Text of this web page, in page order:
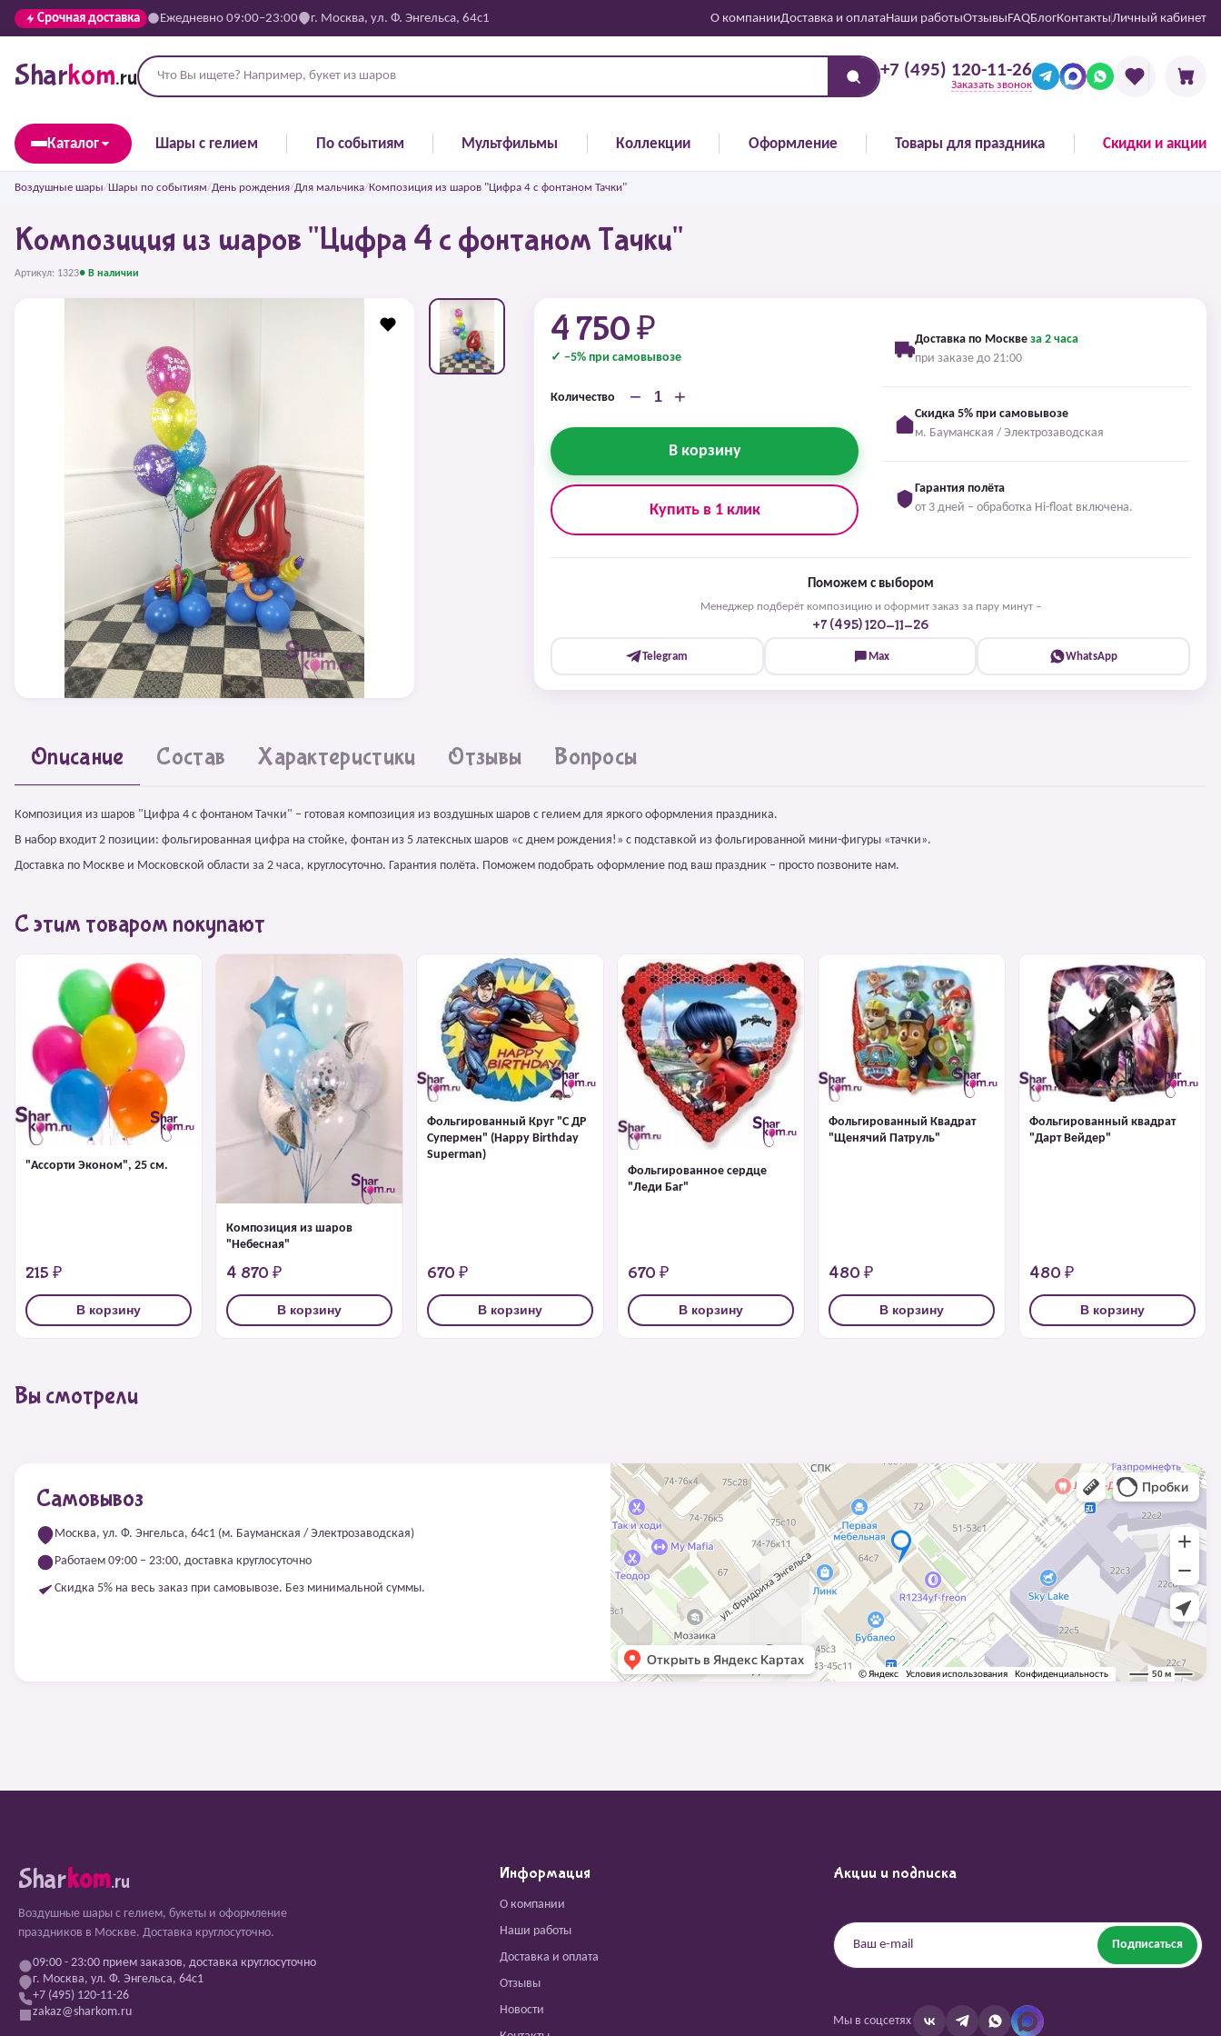
Срочная доставка Ежедневно 09:00–23:00 г. Москва, ул. Ф. Энгельса, 64с1 О компанииДоставка и оплатаНаши работыОтзывыFAQБлогКонтактыЛичный кабинет
Sharkom.ru +7 (495) 120-11-26
Заказать звонок
Каталог Шары с гелием По событиям Мультфильмы Коллекции Оформление Товары для праздника Скидки и акции
Воздушные шары/Шары по событиям/День рождения/Для мальчика/Композиция из шаров "Цифра 4 с фонтаном Тачки"
Композиция из шаров "Цифра 4 с фонтаном Тачки"
Артикул: 1323● В наличии
4 750 ₽
✓ −5% при самовывозе
Количество − +
В корзину
Купить в 1 клик
Доставка по Москве за 2 часа
при заказе до 21:00
Скидка 5% при самовывозе
м. Бауманская / Электрозаводская
Гарантия полёта
от 3 дней – обработка Hi-float включена.
Поможем с выбором
Менеджер подберёт композицию и оформит заказ за пару минут –
+7 (495) 120-11-26
Telegram Max WhatsApp
Описание Состав Характеристики Отзывы Вопросы
Композиция из шаров "Цифра 4 с фонтаном Тачки" – готовая композиция из воздушных шаров с гелием для яркого оформления праздника.
В набор входит 2 позиции: фольгированная цифра на стойке, фонтан из 5 латексных шаров «с днем рождения!» с подставкой из фольгированной мини-фигуры «тачки».
Доставка по Москве и Московской области за 2 часа, круглосуточно. Гарантия полёта. Поможем подобрать оформление под ваш праздник – просто позвоните нам.
С этим товаром покупают
"Ассорти Эконом", 25 см.
215 ₽
В корзину
Композиция из шаров
"Небесная"
4 870 ₽
В корзину
Фольгированный Круг "С ДР
Супермен" (Happy Birthday
Superman)
670 ₽
В корзину
Фольгированное сердце
"Леди Баг"
670 ₽
В корзину
Фольгированный Квадрат
"Щенячий Патруль"
480 ₽
В корзину
Фольгированный квадрат
"Дарт Вейдер"
480 ₽
В корзину
Вы смотрели
Самовывоз
Москва, ул. Ф. Энгельса, 64с1 (м. Бауманская / Электрозаводская)
Работаем 09:00 – 23:00, доставка круглосуточно
Скидка 5% на весь заказ при самовывозе. Без минимальной суммы.
Sharkom.ru
Воздушные шары с гелием, букеты и оформление
праздников в Москве. Доставка круглосуточно.
09:00 - 23:00 прием заказов, доставка круглосуточно
г. Москва, ул. Ф. Энгельса, 64с1
+7 (495) 120-11-26
zakaz@sharkom.ru
Информация
О компании
Наши работы
Доставка и оплата
Отзывы
Новости
Акции и подписка
Подписаться
Мы в соцсетях